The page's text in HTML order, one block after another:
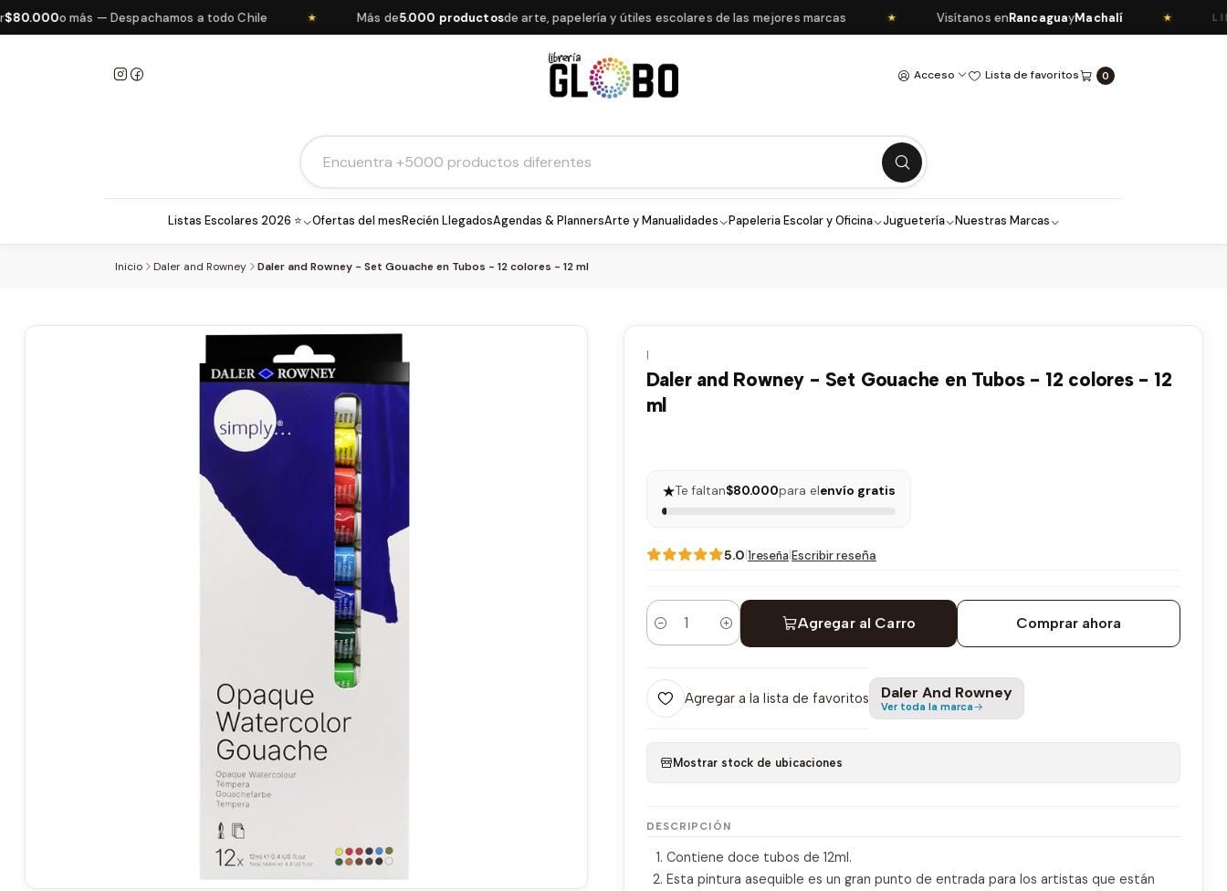
o más — Despachamos a todo Chile Más de5.000 productosde arte, papelería y útiles escolares de las mejores marcas Visítanos enRancaguayMachalí
Acceso Lista de favoritos 0
Listas Escolares 2026 ⭐ Ofertas del mesRecién LlegadosAgendas & PlannersArte y Manualidades Papeleria Escolar y Oficina Juguetería Nuestras Marcas
Inicio Daler and Rowney Daler and Rowney - Set Gouache en Tubos - 12 colores - 12 ml
|
Daler and Rowney - Set Gouache en Tubos - 12 colores - 12
ml
★Te faltan$80.000para elenvío gratis
5.0|1reseña|Escribir reseña
Cantidad Agregar al Carro Comprar ahora
Agregar a la lista de favoritos Daler And Rowney
Ver toda la marca
Mostrar stock de ubicaciones
DESCRIPCIÓN
Contiene doce tubos de 12ml.
Esta pintura asequible es un gran punto de entrada para los artistas que están